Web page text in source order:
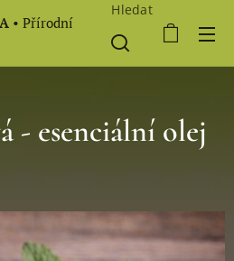
• Přírodní
Hledat
- esenciální olej